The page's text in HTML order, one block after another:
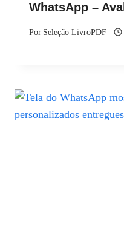
WhatsApp –
Por Seleção LivroPDF